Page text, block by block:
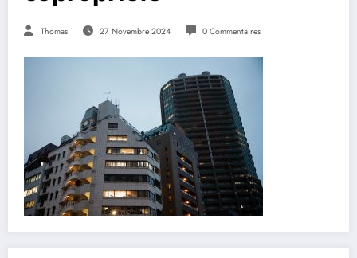
Thomas 27 Novembre 2024 0 Commentaires